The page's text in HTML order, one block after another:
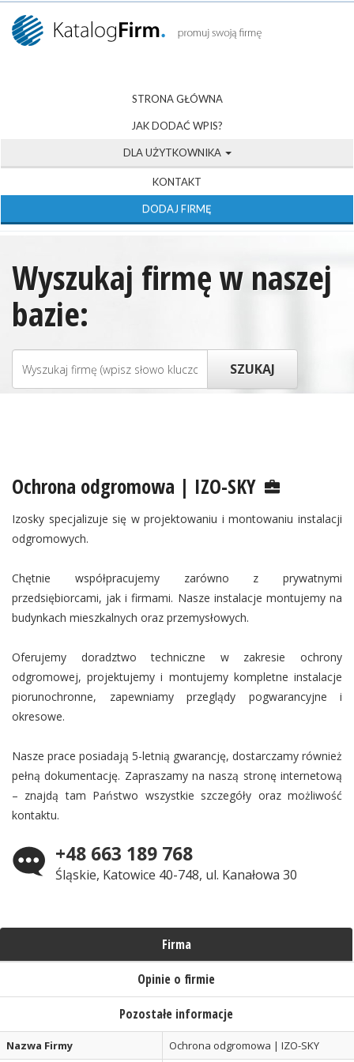
STRONA GŁÓWNA
JAK DODAĆ WPIS?
DLA UŻYTKOWNIKA
KONTAKT
DODAJ FIRMĘ
Wyszukaj firmę w naszej
bazie:
Ochrona odgromowa | IZO-SKY
Izosky specjalizuje się w projektowaniu i montowaniu instalacji
odgromowych.
Chętnie współpracujemy zarówno z prywatnymi
przedsiębiorcami, jak i firmami. Nasze instalacje montujemy na
budynkach mieszkalnych oraz przemysłowych.
Oferujemy doradztwo techniczne w zakresie ochrony
odgromowej, projektujemy i montujemy kompletne instalacje
piorunochronne, zapewniamy przeglądy pogwarancyjne i
okresowe.
Nasze prace posiadają 5-letnią gwarancję, dostarczamy również
pełną dokumentację. Zapraszamy na naszą stronę internetową
– znajdą tam Państwo wszystkie szczegóły oraz możliwość
kontaktu.
+48 663 189 768
Śląskie, Katowice 40-748, ul. Kanałowa 30
Firma
Opinie o firmie
Pozostałe informacje
Nazwa Firmy Ochrona odgromowa | IZO-SKY